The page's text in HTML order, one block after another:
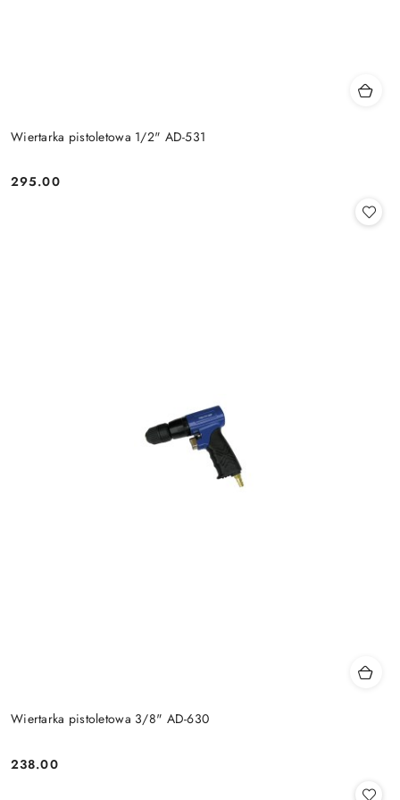
Wiertarka pistoletowa 1/2" AD-531
Cena:
295.00
Wiertarka pistoletowa 3/8" AD-630
Cena:
238.00